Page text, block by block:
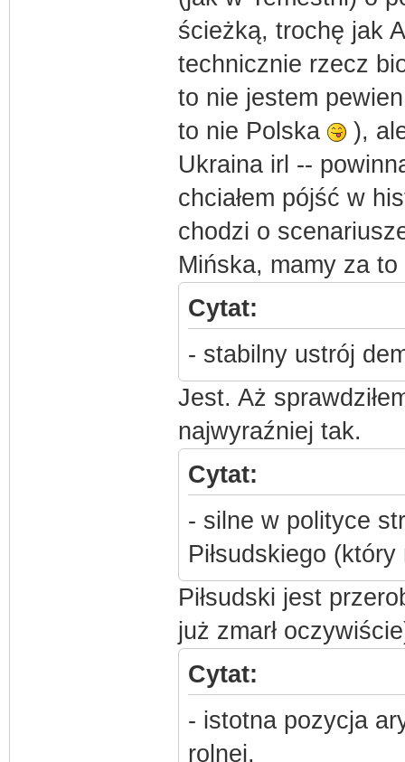
ścieżką, trochę jak
technicznie rzecz
to nie jestem
to nie Polska
),
Ukraina irl --
chciałem pójść w
chodzi o
Mińska, mamy za
Cytat:
- stabilny ustrój
Jest. Aż
najwyraźniej tak.
Cytat:
- silne w polityce
Piłsudskiego
Piłsudski jest
już zmarł
Cytat:
- istotna pozycja
rolnej,